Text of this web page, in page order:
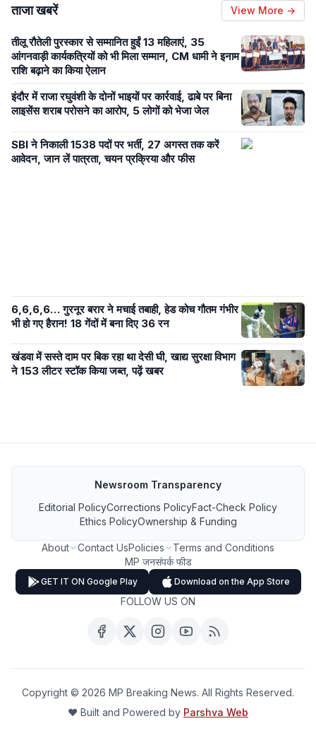
ताजा खबरें View More →
तीलू रौतेली पुरस्कार से सम्मानित हुईं 13 महिलाएं, 35
आंगनवाड़ी कार्यकत्रियों को भी मिला सम्मान, CM धामी ने इनाम
राशि बढ़ाने का किया ऐलान
इंदौर में राजा रघुवंशी के दोनों भाइयों पर कार्रवाई, ढाबे पर बिना
लाइसेंस शराब परोसने का आरोप, 5 लोगों को भेजा जेल
SBI ने निकाली 1538 पदों पर भर्ती, 27 अगस्त तक करें
आवेदन, जान लें पात्रता, चयन प्रक्रिया और फीस
6,6,6,6… गुरनूर बरार ने मचाई तबाही, हेड कोच गौतम गंभीर
भी हो गए हैरान! 18 गेंदों में बना दिए 36 रन
खंडवा में सस्ते दाम पर बिक रहा था देसी घी, खाद्य सुरक्षा विभाग
ने 153 लीटर स्टॉक किया जब्त, पढ़ें खबर
Newsroom Transparency
Editorial PolicyCorrections PolicyFact-Check Policy
Ethics PolicyOwnership & Funding
About Contact UsPolicies
Terms and Conditions
MP जनसंपर्क फीड
GET IT ON Google Play Download on the App Store
FOLLOW US ON
Copyright © 2026 MP Breaking News. All Rights Reserved.
❤️ Built and Powered by Parshva Web